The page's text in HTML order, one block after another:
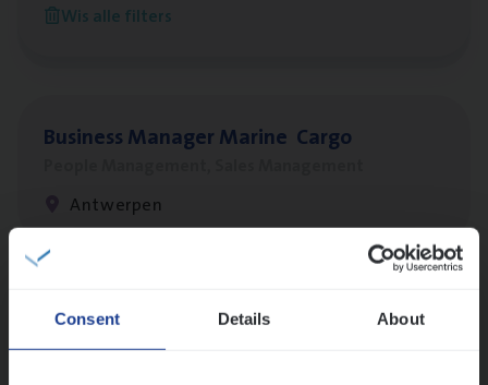
Consent Details About
Wis alle filters
Antwerpen
Busi­ness Mana­ger Mari­ne Cargo
Antwerpen
Lees onze verhalen
Meer dan collega’s: hoe Julie en Aurélie elkaar